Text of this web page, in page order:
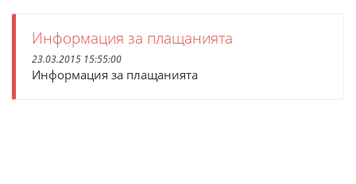
Информация за плащанията
23.03.2015 15:55:00
Информация за плащанията